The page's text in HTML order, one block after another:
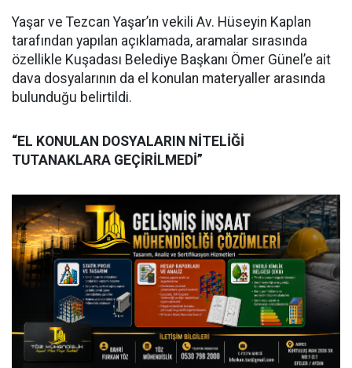
Yaşar ve Tezcan Yaşar’ın vekili Av. Hüseyin Kaplan
tarafından yapılan açıklamada, aramalar sırasında
özellikle Kuşadası Belediye Başkanı Ömer Günel’e ait
dava dosyalarının da el konulan materyaller arasında
bulunduğu belirtildi.
“EL KONULAN DOSYALARIN NİTELİĞİ
TUTANAKLARA GEÇİRİLMEDİ”